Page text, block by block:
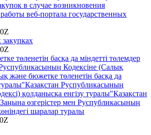
в случае возникновения
веб-портала государственных
төленетін басқа да міндетті төлемдер
Кодексіне (Салық
және бюжетке төленетін басқа да
Руспубликасының
қолданысқа енгізу туралы"Қазақстан
өзгерістер мен Руспубликасының
шаралар туралы